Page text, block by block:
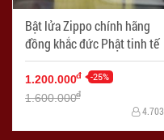
Bật lửa Zippo chính hãng
đồng khắc đức Phật tinh tế
1.200.000đ -25%
1.600.000đ
4.703